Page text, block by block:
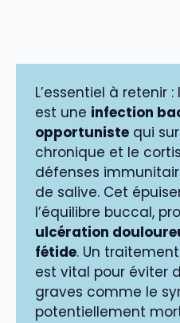
L’essentiel à retenir
est une infection
opportuniste qui
chronique et le
défenses
de salive. Cet
l’équilibre buccal,
ulcération
fétide. Un
est vital pour éviter
graves comme le
potentiellement